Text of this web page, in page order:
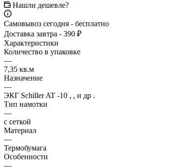
Нашли дешевле?
Самовывоз сегодня - бесплатно
Доставка завтра - 390 ₽
Характеристики
Количество в упаковке
—
7,35 кв.м
Назначение
—
ЭКГ Schiller AT -10 , , и др .
Тип намотки
—
с сеткой
Материал
—
Термобумага
Особенности
—